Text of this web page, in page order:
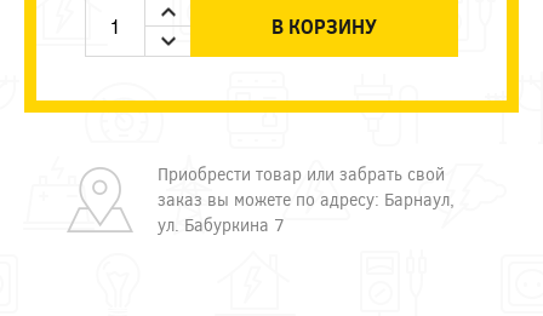
В КОРЗИНУ
Приобрести товар или забрать свой
заказ вы можете по адресу: Барнаул,
ул. Бабуркина 7